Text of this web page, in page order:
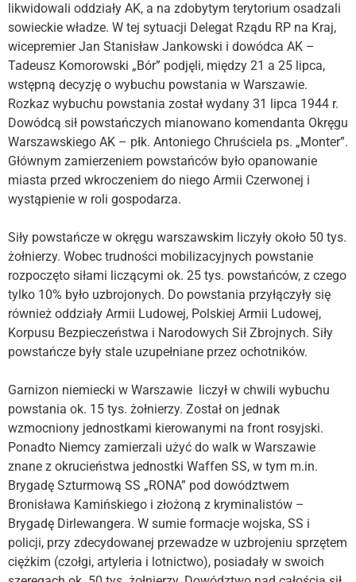
likwidowali oddziały AK, a na zdobytym terytorium osadzali
sowieckie władze. W tej sytuacji Delegat Rządu RP na Kraj,
wicepremier Jan Stanisław Jankowski i dowódca AK –
Tadeusz Komorowski „Bór” podjęli, między 21 a 25 lipca,
wstępną decyzję o wybuchu powstania w Warszawie.
Rozkaz wybuchu powstania został wydany 31 lipca 1944 r.
Dowódcą sił powstańczych mianowano komendanta Okręgu
Warszawskiego AK – płk. Antoniego Chruściela ps. „Monter”.
Głównym zamierzeniem powstańców było opanowanie
miasta przed wkroczeniem do niego Armii Czerwonej i
wystąpienie w roli gospodarza.
Siły powstańcze w okręgu warszawskim liczyły około 50 tys.
żołnierzy. Wobec trudności mobilizacyjnych powstanie
rozpoczęto siłami liczącymi ok. 25 tys. powstańców, z czego
tylko 10% było uzbrojonych. Do powstania przyłączyły się
również oddziały Armii Ludowej, Polskiej Armii Ludowej,
Korpusu Bezpieczeństwa i Narodowych Sił Zbrojnych. Siły
powstańcze były stale uzupełniane przez ochotników.
Garnizon niemiecki w Warszawie liczył w chwili wybuchu
powstania ok. 15 tys. żołnierzy. Został on jednak
wzmocniony jednostkami kierowanymi na front rosyjski.
Ponadto Niemcy zamierzali użyć do walk w Warszawie
znane z okrucieństwa jednostki Waffen SS, w tym m.in.
Brygadę Szturmową SS „RONA” pod dowództwem
Bronisława Kamińskiego i złożoną z kryminalistów –
Brygadę Dirlewangera. W sumie formacje wojska, SS i
policji, przy zdecydowanej przewadze w uzbrojeniu sprzętem
ciężkim (czołgi, artyleria i lotnictwo), posiadały w swoich